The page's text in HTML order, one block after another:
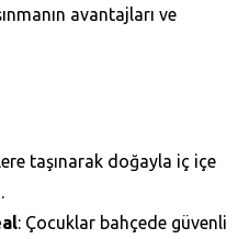
avantajları ve
taşınarak doğayla iç içe
: Çocuklar bahçede güvenli